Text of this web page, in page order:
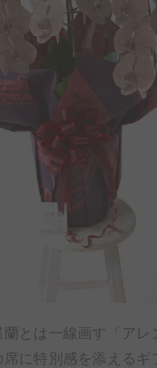
とは一線画す「アレ
に特別感を添えるギ